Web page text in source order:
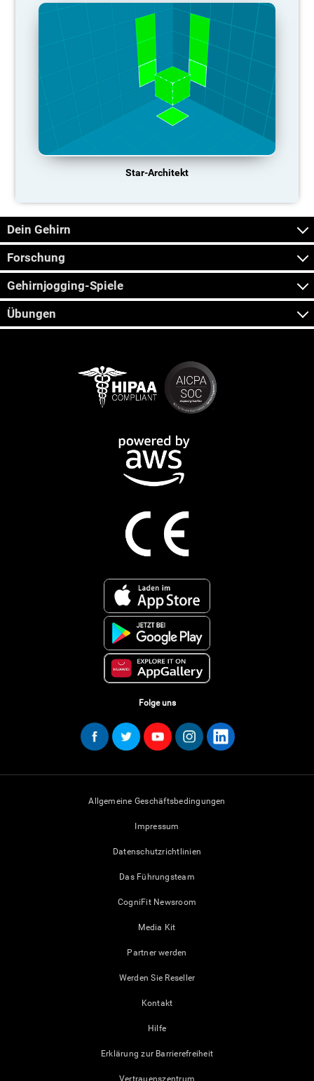
Star-Architekt
Dein Gehirn
Forschung
Gehirnjogging-Spiele
Übungen
Folge uns
Allgemeine Geschäftsbedingungen
Impressum
Datenschutzrichtlinien
Das Führungsteam
CogniFit Newsroom
Media Kit
Partner werden
Werden Sie Reseller
Kontakt
Hilfe
Erklärung zur Barrierefreiheit